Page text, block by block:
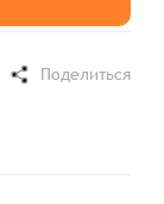
Поделиться